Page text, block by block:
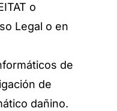
o
Legal o en
de
de
dañino.